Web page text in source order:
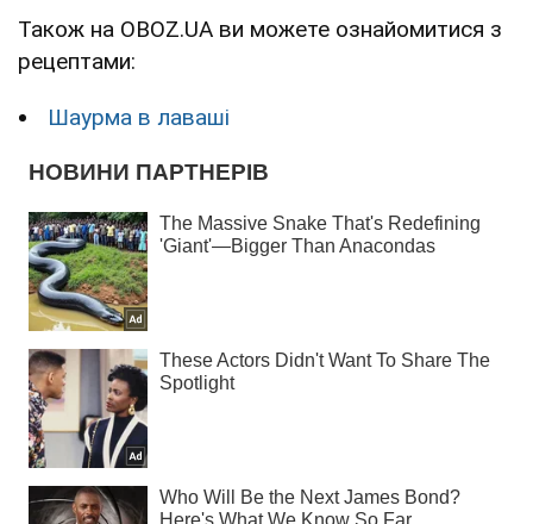
Також на OBOZ.UA ви можете ознайомитися з
рецептами:
Шаурма в лаваші